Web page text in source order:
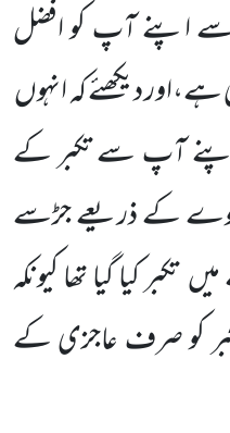
سے اپنے آپ کو افضل
ہے،اور دیکھئے کہ انہوں
آپ سے تکبر کے
کے ذریعے جڑسے
تکبر کیا گیا تھا کیونکہ
کو صرف عاجزی کے